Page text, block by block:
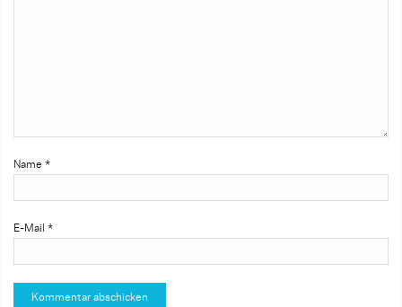
Name *
E-Mail *